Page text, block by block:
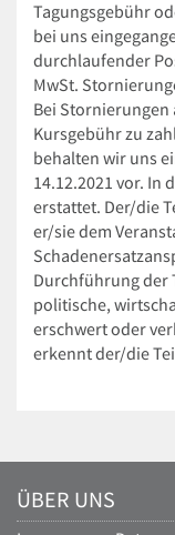
Tagungsgebühr
bei uns
durchlaufender
MwSt.
Bei Stornierungen
Kursgebühr zu
behalten wir uns
14.12.2021 vor. In
erstattet. Der/die
er/sie dem
Durchführung der
politische,
erschwert oder
erkennt der/die
ÜBER UNS